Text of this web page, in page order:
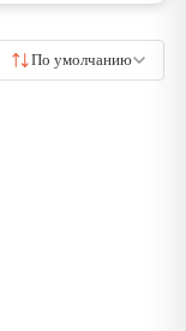
По умолчанию